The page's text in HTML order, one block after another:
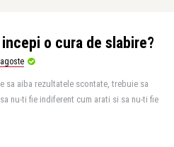
o cura de slabire?
sa aiba rezultatele scontate, trebuie sa
nu-ti fie indiferent cum arati si sa nu-ti fie